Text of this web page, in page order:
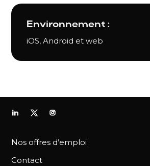
Environnement :
iOS, Android et web
Nos offres d’emploi
Contact